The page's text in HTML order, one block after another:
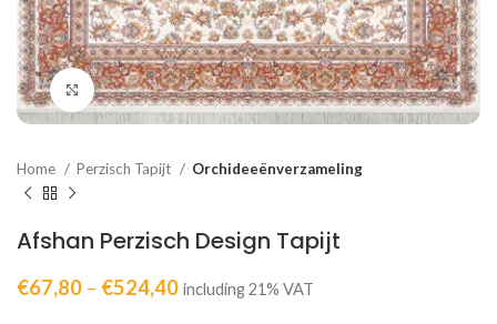
Click to enlarge
Home Perzisch Tapijt Orchideeënverzameling
Afshan Perzisch Design Tapijt
€67,80 – €524,40 including 21% VAT